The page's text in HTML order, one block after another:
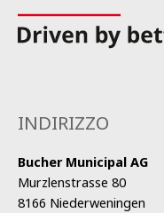
INDIRIZZO
Bucher Municipal AG
Murzlenstrasse 80
8166 Niederweningen